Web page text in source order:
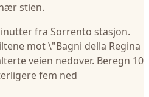
stien.
fra Sorrento stasjon.
mot \"Bagni della Regina
veien nedover. Beregn 10
fem ned